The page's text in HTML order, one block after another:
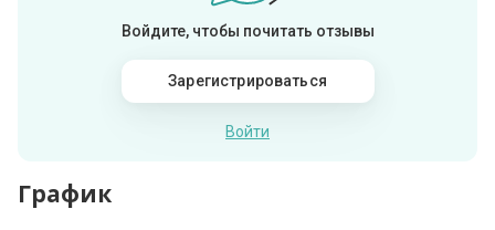
Войдите, чтобы почитать отзывы
Зарегистрироваться
Войти
График